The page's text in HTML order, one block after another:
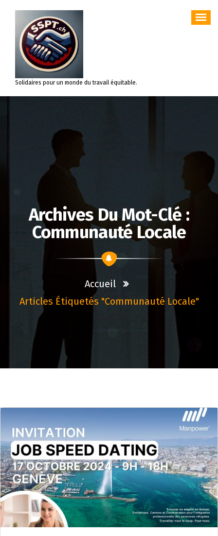
contenu
Solidaires pour un monde du travail équitable.
Archives Du Mot-Clé :
Communauté Locale
Accueil
Articles Étiquetés "communauté Locale"